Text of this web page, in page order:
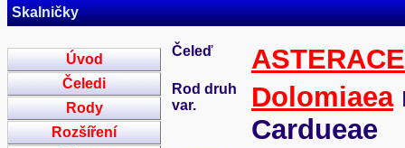
Skalničky
Úvod
Čeledi
Rody
Rozšíření
Čeleď
Rod druh
var.
Dolomiaea
Cardueae